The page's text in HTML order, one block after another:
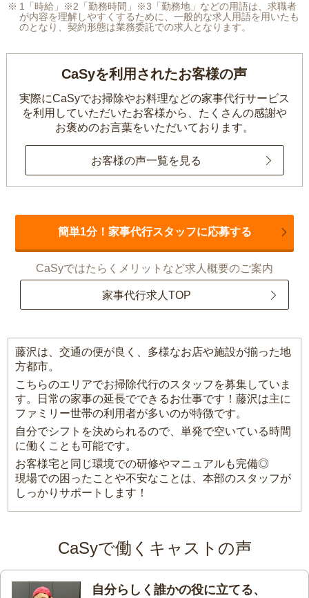
1「時給」※2「勤務時間」※3「勤務地」などの用語は、求職者
が内容を理解しやすくするために、一般的な求人用語を用いたも
のとなり、契約形態は業務委託での求人となります。
CaSyを利用されたお客様の声
実際にCaSyでお掃除やお料理などの家事代行サービス
を利用していただいたお客様から、 たくさんの感謝や
お褒めのお言葉をいただいております。
お客様の声一覧を見る
簡単1分！家事代行スタッフに応募する
CaSyではたらくメリットなど求人概要のご案内
家事代行求人TOP
藤沢は、交通の便が良く、多様なお店や施設が揃った地
方都市。
こちらのエリアでお掃除代行のスタッフを募集していま
す。日常の家事の延長でできるお仕事です！藤沢は主に
ファミリー世帯の利用者が多いのが特徴です。
自分でシフトを決められるので、単発で空いている時間
に働くことも可能です。
お客様宅と同じ環境での研修やマニュアルも完備◎
現場での困ったことや不安なことは、本部のスタッフが
しっかりサポートします！
CaSyで働くキャストの声
自分らしく誰かの役に立てる、